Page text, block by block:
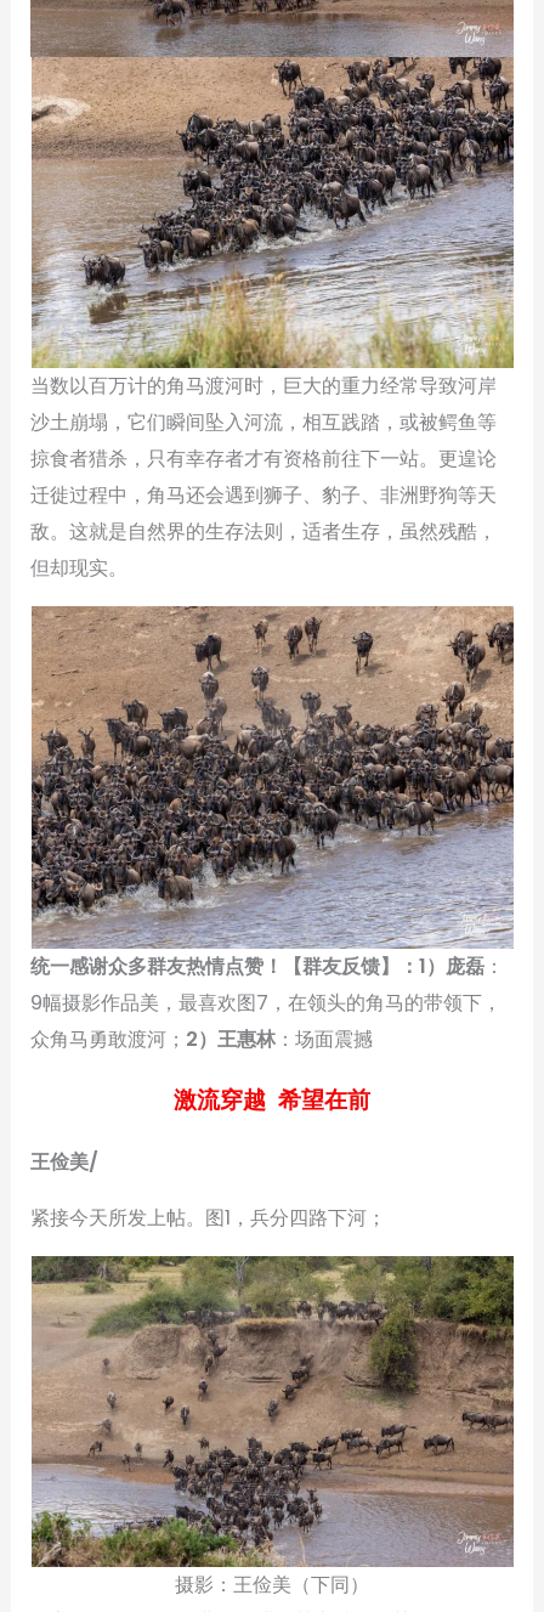
当数以百万计的角马渡河时，巨大的重力经常导致河岸
沙土崩塌，它们瞬间坠入河流，相互践踏，或被鳄鱼等
掠食者猎杀，只有幸存者才有资格前往下一站。更遑论
迁徙过程中，角马还会遇到狮子、豹子、非洲野狗等天
敌。这就是自然界的生存法则，适者生存，虽然残酷，
但却现实。
统一感谢众多群友热情点赞！【群友反馈】：1）庞磊 ：
9幅摄影作品美，最喜欢图7，在领头的角马的带领下，
众角马勇敢渡河； 2）王惠林 ：场面震撼
激流穿越 希望在前
王俭美/
紧接今天所发上帖。图1，兵分四路下河；
摄影：王俭美（下同）